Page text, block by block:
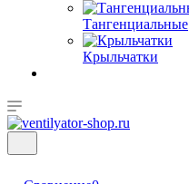
Тангенциальные
Крыльчатки